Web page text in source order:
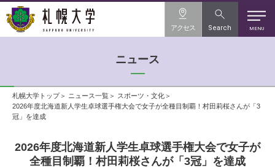
MENU
アクセス Search
ニュース
札幌大学トップ ニュース一覧
スポーツ・文化
2026年度北海道新人学生卓球選手権大会で女子が全種目制覇！村田莉桜さんが「3
冠」を達成
2026年度北海道新人学生卓球選手権大会で女子が
全種目制覇！村田莉桜さんが「3冠」を達成